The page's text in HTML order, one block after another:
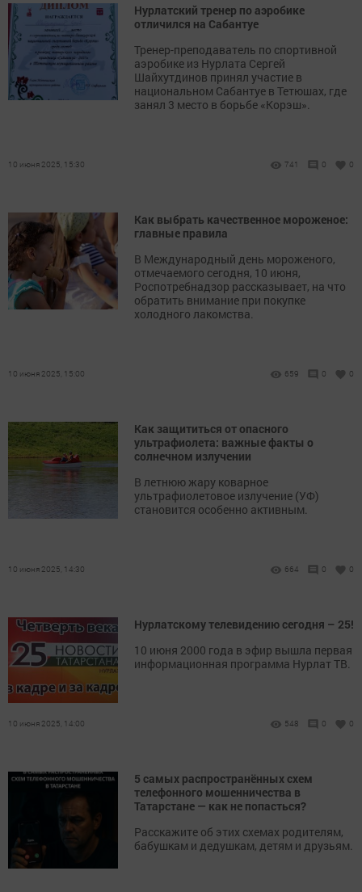
Нурлатский тренер по аэробике
отличился на Сабантуе
Тренер-преподаватель по спортивной
аэробике из Нурлата Сергей
Шайхутдинов принял участие в
национальном Сабантуе в Тетюшах, где
занял 3 место в борьбе «Корэш».
10 июня 2025, 15:30 741 0 0
Как выбрать качественное мороженое:
главные правила
В Международный день мороженого,
отмечаемого сегодня, 10 июня,
Роспотребнадзор рассказывает, на что
обратить внимание при покупке
холодного лакомства.
10 июня 2025, 15:00 659 0 0
Как защититься от опасного
ультрафиолета: важные факты о
солнечном излучении
В летнюю жару коварное
ультрафиолетовое излучение (УФ)
становится особенно активным.
10 июня 2025, 14:30 664 0 0
Нурлатскому телевидению сегодня – 25!
10 июня 2000 года в эфир вышла первая
информационная программа Нурлат ТВ.
10 июня 2025, 14:00 548 0 0
5 самых распространённых схем
телефонного мошенничества в
Татарстане — как не попасться?
Расскажите об этих схемах родителям,
бабушкам и дедушкам, детям и друзьям.